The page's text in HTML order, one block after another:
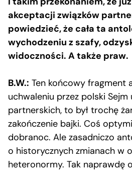
akceptacji związków
powiedzieć, że cała ta
wychodzeniu z szafy,
widoczności. A także praw.
B.W.: Ten końcowy fragment
uchwaleniu przez polski
partnerskich, to był trochę
zakończenie bajki. Coś
dobranoc. Ale zasadniczo
o historycznych zmianach w
heteronormy. Tak naprawdę